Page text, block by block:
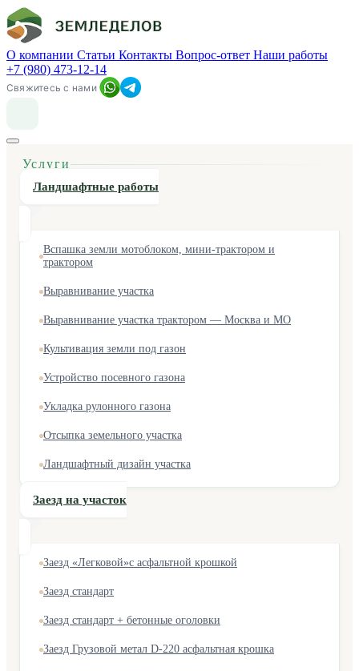
О компании Статьи Контакты Вопрос-ответ Наши работы
+7 (980) 473-12-14
Свяжитесь с нами
Услуги
Ландшафтные работы
Вспашка земли мотоблоком, мини-трактором и
трактором
Выравнивание участка
Выравнивание участка трактором — Москва и МО
Культивация земли под газон
Устройство посевного газона
Укладка рулонного газона
Отсыпка земельного участка
Ландшафтный дизайн участка
Заезд на участок
Заезд «Легковой»с асфальтной крошкой
Заезд стандарт
Заезд стандарт + бетонные оголовки
Заезд Грузовой метал D-220 асфальтная крошка